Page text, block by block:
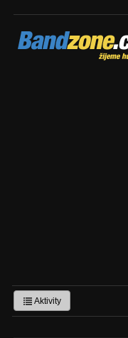
Bandzone.cz
žijeme hudbou
Aktivity